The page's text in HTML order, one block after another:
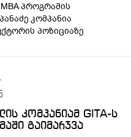
პროგრამის
კომპანია
პოზიციაზე
კომპანიამ GITA-ს
გაიმარჯვა